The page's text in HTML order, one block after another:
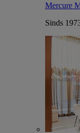
Mercure
Sinds